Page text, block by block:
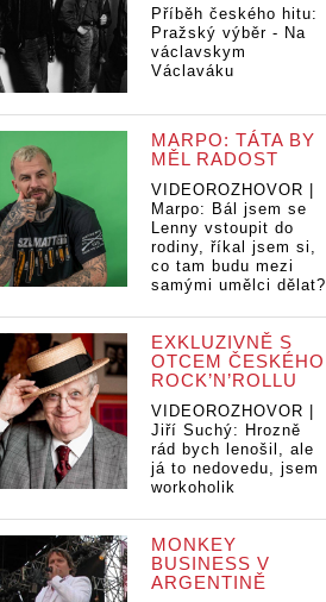
Příběh českého hitu:
Pražský výběr - Na
václavskym
Václaváku
MARPO: TÁTA BY
MĚL RADOST
VIDEOROZHOVOR |
Marpo: Bál jsem se
Lenny vstoupit do
rodiny, říkal jsem si,
co tam budu mezi
samými umělci dělat?
EXKLUZIVNĚ S
OTCEM ČESKÉHO
ROCK’N’ROLLU
VIDEOROZHOVOR |
Jiří Suchý: Hrozně
rád bych lenošil, ale
já to nedovedu, jsem
workoholik
MONKEY
BUSINESS V
ARGENTINĚ